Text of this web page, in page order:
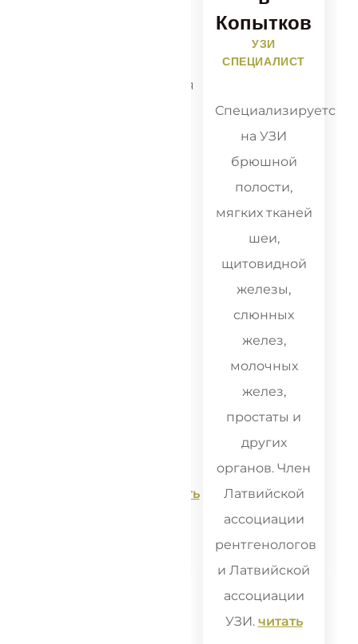
Специализируется
читать
Копытков
УЗИ
СПЕЦИАЛИСТ
Специализируется
на УЗИ
брюшной
полости,
мягких тканей
шеи,
щитовидной
железы,
слюнных
желез,
молочных
желез,
простаты и
других
органов. Член
Латвийской
ассоциации
рентгенологов
и Латвийской
ассоциации
УЗИ. читать